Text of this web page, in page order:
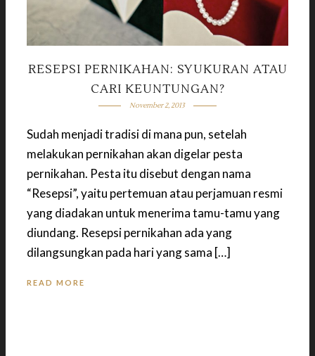
RESEPSI PERNIKAHAN: SYUKURAN ATAU
CARI KEUNTUNGAN?
November 2, 2013
Sudah menjadi tradisi di mana pun, setelah
melakukan pernikahan akan digelar pesta
pernikahan. Pesta itu disebut dengan nama
“Resepsi”, yaitu pertemuan atau perjamuan resmi
yang diadakan untuk menerima tamu-tamu yang
diundang. Resepsi pernikahan ada yang
dilangsungkan pada hari yang sama […]
READ MORE